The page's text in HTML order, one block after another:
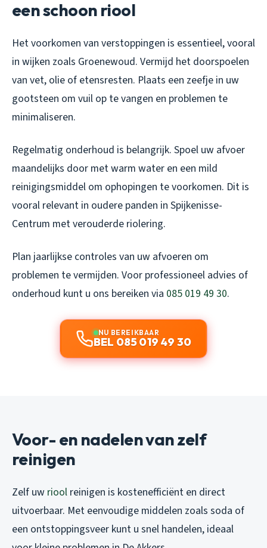
een schoon riool
Het voorkomen van verstoppingen is essentieel, vooral
in wijken zoals Groenewoud. Vermijd het doorspoelen
van vet, olie of etensresten. Plaats een zeefje in uw
gootsteen om vuil op te vangen en problemen te
minimaliseren.
Regelmatig onderhoud is belangrijk. Spoel uw afvoer
maandelijks door met warm water en een mild
reinigingsmiddel om ophopingen te voorkomen. Dit is
vooral relevant in oudere panden in Spijkenisse-
Centrum met verouderde riolering.
Plan jaarlijkse controles van uw afvoeren om
problemen te vermijden. Voor professioneel advies of
onderhoud kunt u ons bereiken via 085 019 49 30.
NU BEREIKBAAR
BEL 085 019 49 30
Voor- en nadelen van zelf
reinigen
Zelf uw riool reinigen is kostenefficiënt en direct
uitvoerbaar. Met eenvoudige middelen zoals soda of
een ontstoppingsveer kunt u snel handelen, ideaal